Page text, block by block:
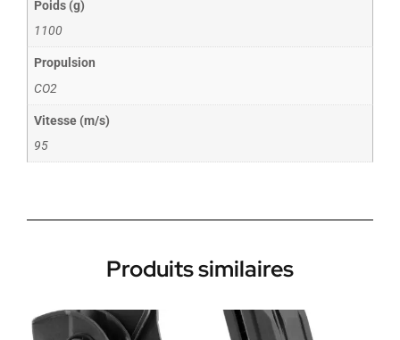
Poids (g)
1100
Propulsion
CO2
Vitesse (m/s)
95
Produits similaires